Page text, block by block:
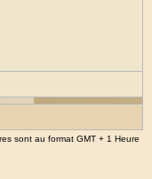
sont au format GMT + 1 Heure